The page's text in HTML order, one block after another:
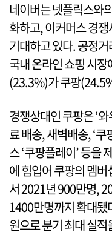
네이버는 넷플릭스와
화하고, 이커머스 경
기대하고 있다. 공정
국내 온라인 쇼핑 시
(23.3%)가 쿠팡
경쟁상대인 쿠팡은 ‘
료 배송, 새벽배송, ‘
스 ‘쿠팡플레이’ 등을
에 힘입어 쿠팡의 멤
서 2021년 900만명,
1400만명까지 확대
원으로 분기 최대 실적